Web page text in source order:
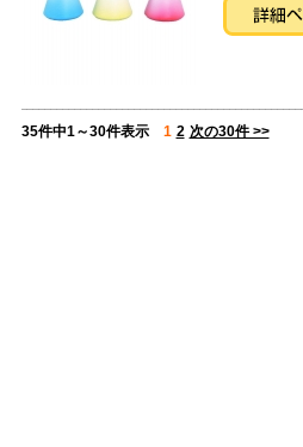
35件中1～30件表示 1 2 次の30件 >>